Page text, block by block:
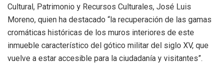
Cultural, Patrimonio y Recursos Culturales, José Luis
Moreno, quien ha destacado “la recuperación de las gamas
cromáticas históricas de los muros interiores de este
inmueble característico del gótico militar del siglo XV, que
vuelve a estar accesible para la ciudadanía y visitantes”.